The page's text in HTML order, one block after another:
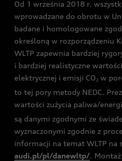
Audi exclusive
Od 1 września 2018 r.
wprowadzane do obrotu w
badane i homologowane
określoną w rozporządzeniu
WLTP zapewnia bardziej
i bardziej realistyczne
elektrycznej i emisji CO2 w
to tej pory metody NEDC.
wartości zużycia paliwa/
są danymi zgodnymi ze
wyznaczonymi zgodnie z
informacji na temat WLTP na
audi.pl/pl/danewltp/.